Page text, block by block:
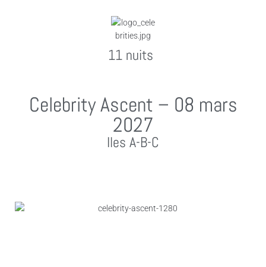
11 nuits
Celebrity Ascent – 08 mars
2027
Iles A-B-C